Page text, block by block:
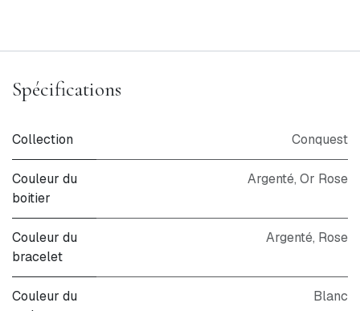
Spécifications
Collection Conquest
Couleur du
boitier
Argenté, Or Rose
Couleur du
bracelet
Argenté, Rose
Couleur du
Blanc